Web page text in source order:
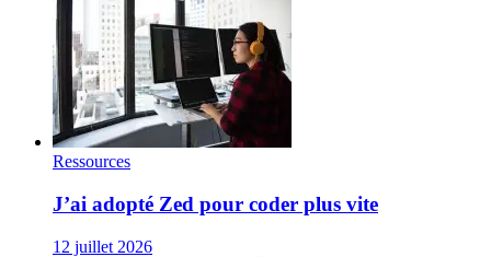
Ressources
J’ai adopté Zed pour coder plus vite
12 juillet 2026